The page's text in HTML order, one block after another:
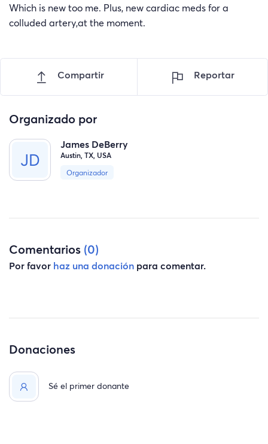
Which is new too me. Plus, new cardiac meds for a
colluded artery,at the moment.
Compartir Reportar
Organizado por
James DeBerry
Austin, TX, USA
Organizador
Comentarios (0)
Por favor haz una donación para comentar.
Donaciones
Sé el primer donante